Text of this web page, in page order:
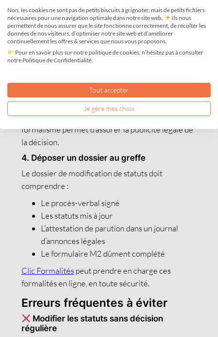
2. Mettre à jour les statuts
La rédaction doit refléter fidèlement les
modifications décidées. Il est conseillé de produire
une version consolidée des statuts avec mention «
à jour au [date] ». Cela évite toute ambiguïté.
d’annonces légales
L’annonce doit contenir les informations modifiées
(ex. nouvelle adresse du siège, nouveau capital). Ce
formalisme permet d’assurer la publicité légale de
la décision.
4. Déposer un dossier au greffe
Le dossier de modification de statuts doit
comprendre :
Le procès-verbal signé
Les statuts mis à jour
L’attestation de parution dans un journal
d’annonces légales
Le formulaire M2 dûment complété
Clic Formalitéspeut prendre en charge ces
formalités en ligne, en toute sécurité.
Erreurs fréquentes à éviter
Modifier les statuts sans décision
régulière
Non, les cookies ne sont pas de petits biscuits à grignoter, mais de petits fichiers
nécessaires pour une navigation optimale dans notre site web.
Ils nous
permettent de nous assurer que le site fonctionne correctement, de récolter les
données de nos visiteurs, d’optimiser notre site web et d’améliorer
continuellement les offres & services que nous vous proposons.
Pour en savoir plus sur notre politique de cookies, n’hésitez pas à consulter
notre Politique de Confidentialité.
Tout accepter
Je gère mes choix